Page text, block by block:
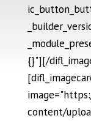
{}"][/
content/